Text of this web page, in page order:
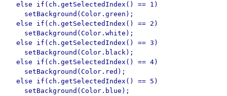
  else if(ch.getSelectedIndex() == 1)
    setBackground(Color.green);
  else if(ch.getSelectedIndex() == 2)
    setBackground(Color.white);
  else if(ch.getSelectedIndex() == 3)
    setBackground(Color.black);
  else if(ch.getSelectedIndex() == 4)
    setBackground(Color.red);
  else if(ch.getSelectedIndex() == 5)
    setBackground(Color.blue);